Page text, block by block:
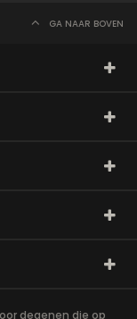
GA NAAR BOVEN
degenen die op